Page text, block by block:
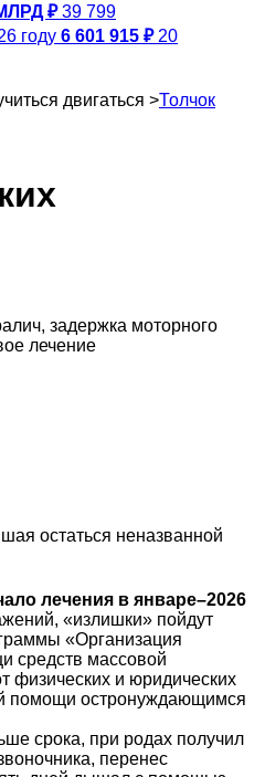
₽ 39 799
году 6 601 915 ₽ 20
двигаться >Толчок
задержка моторного
лечение
остаться неназванной
лечения в январе–2026
«излишки» пойдут
«Организация
средств массовой
физических и юридических
помощи остронуждающимся
срока, при родах получил
перенес